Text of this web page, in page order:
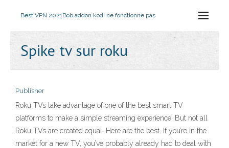
Best VPN 2021Bob addon kodi ne fonctionne pas
Spike tv sur roku
Publisher
Roku TVs take advantage of one of the best smart TV
platforms to make a simple streaming experience. But not all
Roku TVs are created equal. Here are the best. If you’re in the
market for a new TV, you’ve probably already had to deal with